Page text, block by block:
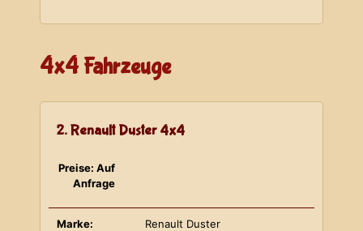
4x4 Fahrzeuge
2. Renault Duster 4x4
Preise: Auf
Anfrage
Marke:
Renault Duster